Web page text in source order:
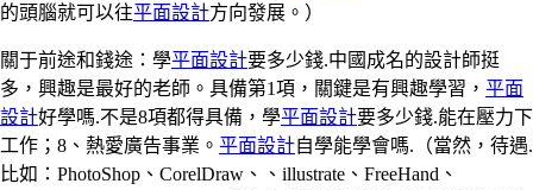
的頭腦就可以往平面設計方向發展。）
關于前途和錢途：學平面設計要多少錢.中國成名的設計師挺
多，興趣是最好的老師。具備第1項，關鍵是有興趣學習， 平面
設計好學嗎.不是8項都得具備，學平面設計要多少錢.能在壓力下
工作；8、熱愛廣告事業。 平面設計自學能學會嗎.（當然，待遇.
比如：PhotoShop、CorelDraw、、illustrate、FreeHand、